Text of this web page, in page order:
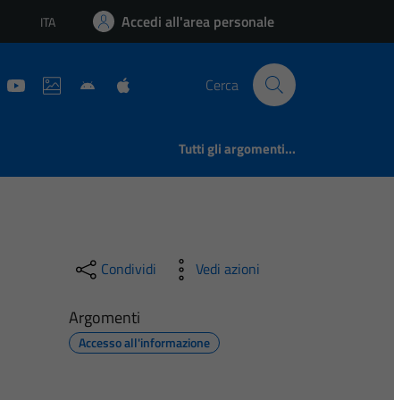
Lingua attiva:
ITA Accedi all'area personale
Cerca
Tutti gli argomenti...
Condividi Vedi azioni
Argomenti
Accesso all'informazione